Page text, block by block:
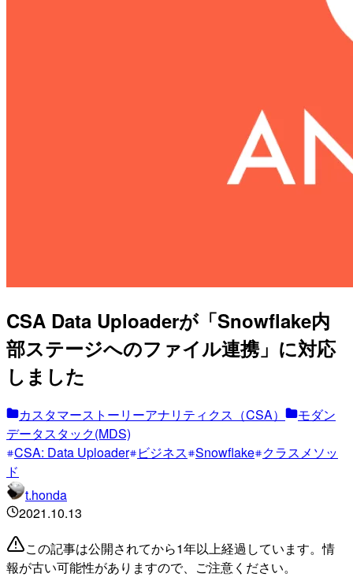
CSA Data Uploaderが「Snowflake内
部ステージへのファイル連携」に対応
しました
カスタマーストーリーアナリティクス（CSA）
モダン
データスタック(MDS)
CSA: Data Uploader ビジネス Snowflake クラスメソッ
ド
t.honda
2021.10.13
この記事は公開されてから1年以上経過しています。情
報が古い可能性がありますので、ご注意ください。